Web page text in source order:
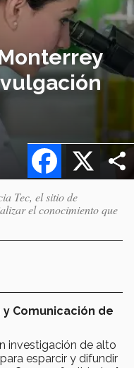
X
Facebook
Tec, el sitio de
el conocimiento que
Comunicación de
investigación de alto
esparcir y difundir